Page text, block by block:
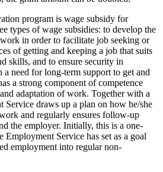
program is wage subsidy for
types of wage subsidies: to develop the
in order to facilitate job seeking or
of getting and keeping a job that suits
skills, and to ensure security in
need for long-term support to get and
a strong component of competence
adaptation of work. Together with a
Service draws up a plan on how he/she
and regularly ensures follow-up
the employer. Initially, this is a one-
Employment Service has set as a goal
employment into regular non-